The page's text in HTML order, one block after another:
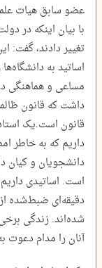
عضو سابق هیات
با بیان اینکه در
تغییر دادند،
اساتید به
مساعی و هماهنگی
داشت که قانون
قانون است.یک
داریم که به خاطر
دانشجویان و
است. اساتیدی
دقیقه‌ای ضبط‌شده
شده‌اند. زندگی
آنان را مدام